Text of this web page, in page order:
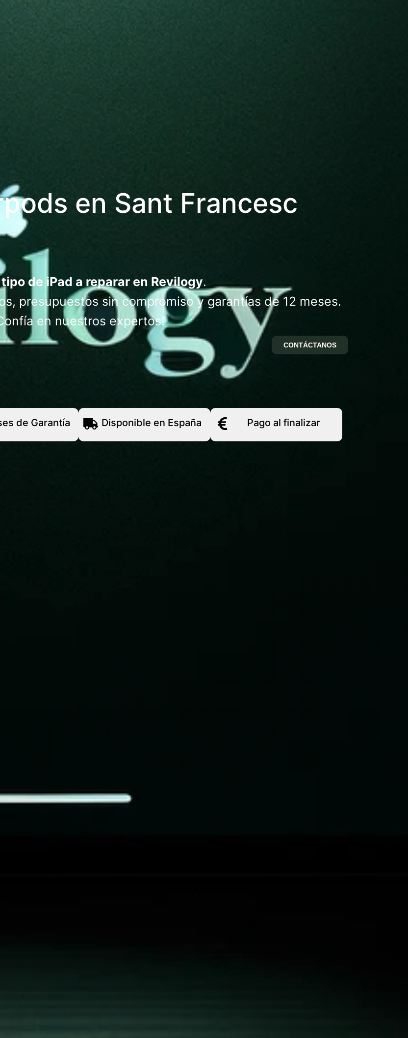
en Sant Francesc​
de iPad a reparar en Revilogy.
presupuestos sin compromiso y garantías de 12 meses.
en nuestros expertos!
CONTÁCTANOS
de Garantía Disponible en España Pago al finalizar